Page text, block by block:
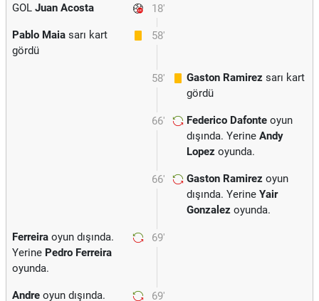
18'
GOL Juan Acosta
58'
Pablo Maia sarı kart
gördü
58' Gaston Ramirez sarı kart
gördü
66' Federico Dafonte oyun
dışında. Yerine Andy
Lopez oyunda.
66' Gaston Ramirez oyun
dışında. Yerine Yair
Gonzalez oyunda.
69'
Ferreira oyun dışında.
Yerine Pedro Ferreira
oyunda.
69'
Andre oyun dışında.